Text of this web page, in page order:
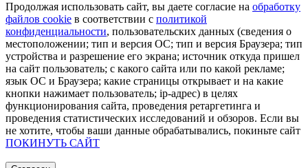
Продолжая использовать сайт, вы даете согласие на обработку
файлов cookie в соответствии с политикой
конфиденциальности, пользовательских данных (сведения о
местоположении; тип и версия ОС; тип и версия Браузера; тип
устройства и разрешение его экрана; источник откуда пришел
на сайт пользователь; с какого сайта или по какой рекламе;
язык ОС и Браузера; какие страницы открывает и на какие
кнопки нажимает пользователь; ip-адрес) в целях
функционирования сайта, проведения ретаргетинга и
проведения статистических исследований и обзоров. Если вы
не хотите, чтобы ваши данные обрабатывались, покиньте сайт
ПОКИНУТЬ САЙТ